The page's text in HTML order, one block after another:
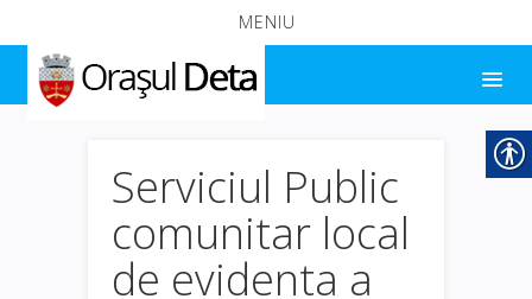
MENIU
Serviciul Public
comunitar local
de evidenta a